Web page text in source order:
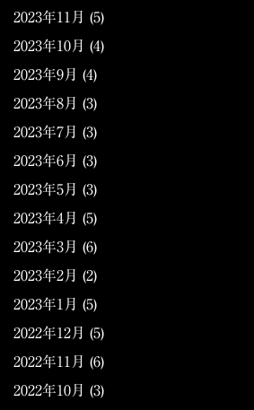
2023年11月 (5)
2023年10月 (4)
2023年9月 (4)
2023年8月 (3)
2023年7月 (3)
2023年6月 (3)
2023年5月 (3)
2023年4月 (5)
2023年3月 (6)
2023年2月 (2)
2023年1月 (5)
2022年12月 (5)
2022年11月 (6)
2022年10月 (3)